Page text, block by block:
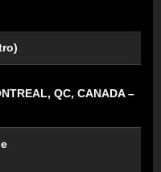
QC, CANADA –